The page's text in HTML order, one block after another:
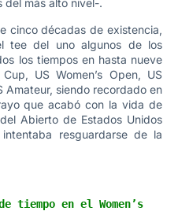
del más alto nivel-.
cinco décadas de existencia,
tee del uno algunos de los
los tiempos en hasta nueve
US Women’s Open, US
Amateur, siendo recordado en
que acabó con la vida de
Abierto de Estados Unidos
resguardarse de la
tiempo en el Women’s